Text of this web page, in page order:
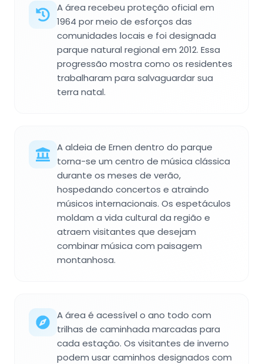
A área recebeu proteção oficial em
1964 por meio de esforços das
comunidades locais e foi designada
parque natural regional em 2012. Essa
progressão mostra como os residentes
trabalharam para salvaguardar sua
terra natal.
A aldeia de Ernen dentro do parque
torna-se um centro de música clássica
durante os meses de verão,
hospedando concertos e atraindo
músicos internacionais. Os espetáculos
moldam a vida cultural da região e
atraem visitantes que desejam
combinar música com paisagem
montanhosa.
A área é acessível o ano todo com
trilhas de caminhada marcadas para
cada estação. Os visitantes de inverno
podem usar caminhos designados com